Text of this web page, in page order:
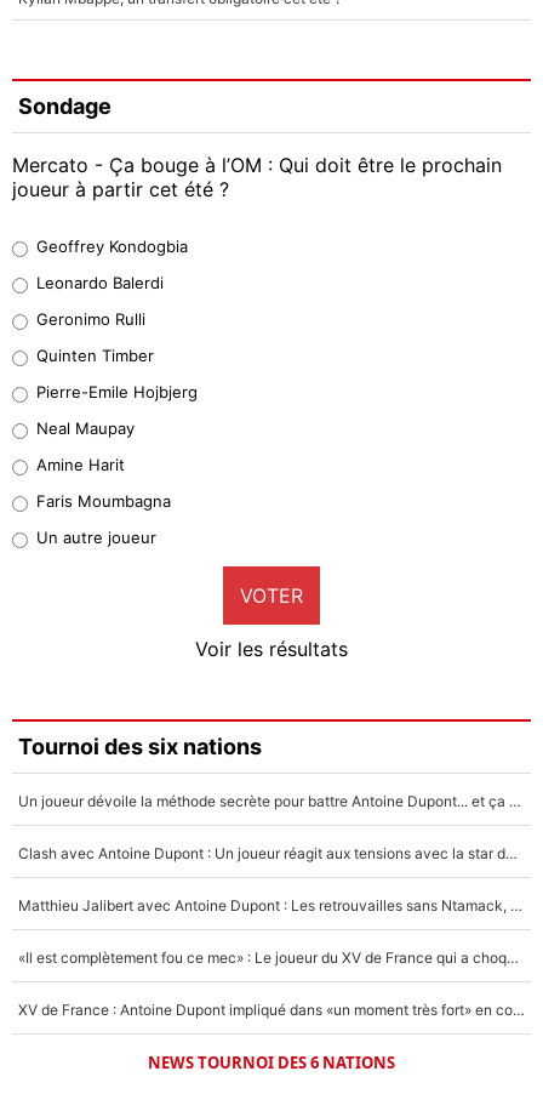
Sondage
Mercato - Ça bouge à l’OM : Qui doit être le prochain
joueur à partir cet été ?
38%
32%
5%
1%
9%
Faris Moumbagna
4%
Un autre joueur
5%
Geoffrey Kondogbia
Leonardo Balerdi
Geronimo Rulli
Quinten Timber
Pierre-Emile Hojbjerg
Neal Maupay
Amine Harit
Faris Moumbagna
Un autre joueur
VOTER
Voir les résultats
Tournoi des six nations
Un joueur dévoile la méthode secrète pour battre Antoine Dupont... et ça marche !
Clash avec Antoine Dupont : Un joueur réagit aux tensions avec la star du XV de France !
Matthieu Jalibert avec Antoine Dupont : Les retrouvailles sans Ntamack, «il y a eu des discussions»
«Il est complètement fou ce mec» : Le joueur du XV de France qui a choqué Matthieu Jalibert !
XV de France : Antoine Dupont impliqué dans «un moment très fort» en coulisses
NEWS TOURNOI DES 6 NATIONS